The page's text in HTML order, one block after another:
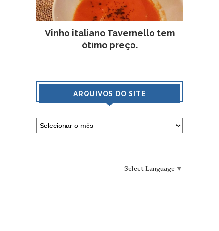
Vinho italiano Tavernello tem
ótimo preço.
ARQUIVOS DO SITE
Select Language ▼